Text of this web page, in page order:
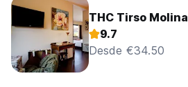
THC Tirso Molina
9.7
Desde €34.50